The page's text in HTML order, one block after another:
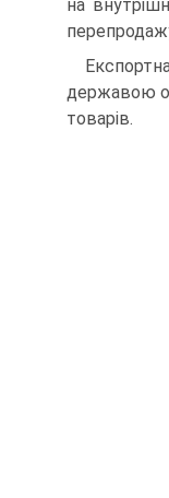
на
державою
товарів.